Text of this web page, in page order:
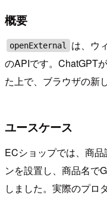
概要
openExternal
は、ウ
のAPIです。ChatGPT
た上で、ブラウザの新
ユースケース
ECショップでは、商
ンを設置し、商品名で
しました。実際のプロ